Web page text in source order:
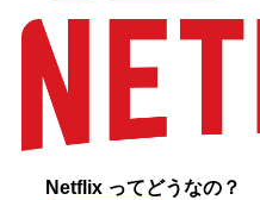
Netflix ってどうなの？